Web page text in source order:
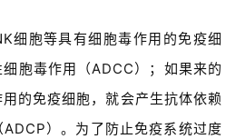
细胞等具有细胞毒作用的免疫细
胞毒作用（ADCC）；如果来的
的免疫细胞，就会产生抗体依赖
）。为了防止免疫系统过度